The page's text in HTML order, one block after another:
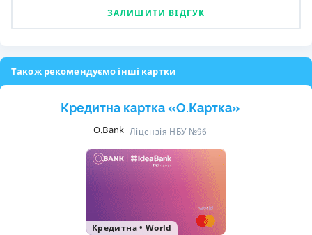
ЗАЛИШИТИ ВІДГУК
Також рекомендуємо інші картки
Кредитна картка «O.Картка»
O.Bank Ліцензія НБУ №96
Кредитна• World